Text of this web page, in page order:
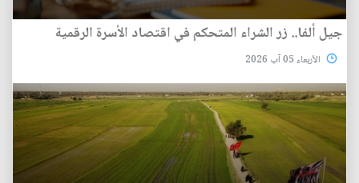
جيل ألفا.. زر الشراء المتحكم في اقتصاد الأسرة الرقمية
الأربعاء 05 آب 2026